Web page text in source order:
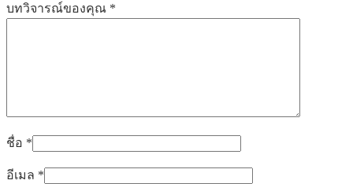
บทวิจารณ์ของคุณ *
ชื่อ *
อีเมล *